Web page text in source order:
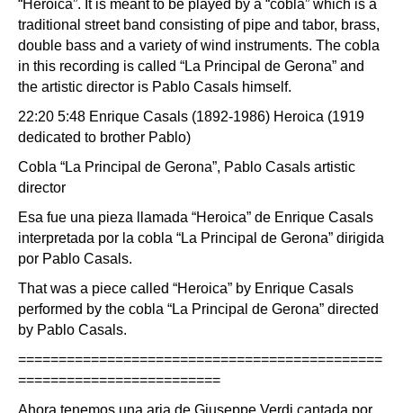
“Heroica”. It is meant to be played by a “cobla” which is a
traditional street band consisting of pipe and tabor, brass,
double bass and a variety of wind instruments. The cobla
in this recording is called “La Principal de Gerona” and
the artistic director is Pablo Casals himself.
22:20 5:48 Enrique Casals (1892-1986) Heroica (1919
dedicated to brother Pablo)
Cobla “La Principal de Gerona”, Pablo Casals artistic
director
Esa fue una pieza llamada “Heroica” de Enrique Casals
interpretada por la cobla “La Principal de Gerona” dirigida
por Pablo Casals.
That was a piece called “Heroica” by Enrique Casals
performed by the cobla “La Principal de Gerona” directed
by Pablo Casals.
=============================================
=========================
Ahora tenemos una aria de Giuseppe Verdi cantada por